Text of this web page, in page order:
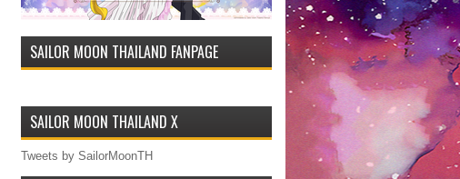
SAILOR MOON THAILAND FANPAGE
SAILOR MOON THAILAND X
Tweets by SailorMoonTH